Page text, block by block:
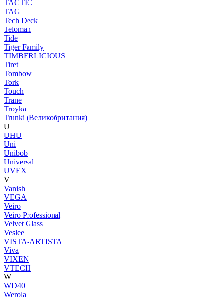
TACTIC
TAG
Tech Deck
Teloman
Tide
Tiger Family
TIMBERLICIOUS
Tiret
Tombow
Tork
Touch
Trane
Troyka
Trunki (Великобритания)
U
UHU
Uni
Unibob
Universal
UVEX
V
Vanish
VEGA
Veiro
Veiro Professional
Velvet Glass
Veslee
VISTA-ARTISTA
Viva
VIXEN
VTECH
W
WD40
Werola